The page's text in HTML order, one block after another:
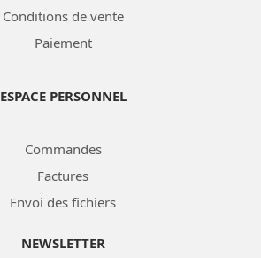
Conditions de vente
Paiement
ESPACE PERSONNEL
Commandes
Factures
Envoi des fichiers
NEWSLETTER